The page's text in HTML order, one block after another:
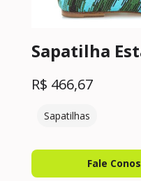
Sapatilha
R$ 466,67
Sapatilhas
Fale